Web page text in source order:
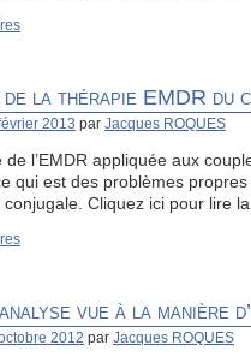
la thérapie EMDR du
2013 par Jacques ROQUES
de l’EMDR appliquée aux
qui est des problèmes
conjugale. Cliquez ici pour lire
vue à la manière
2012 par Jacques ROQUES